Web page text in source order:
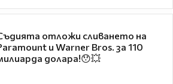
отложи сливането на
и Warner Bros. за 110
долара!😯💥